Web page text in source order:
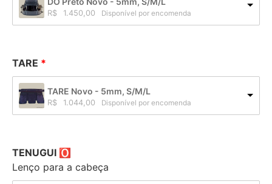
R$ 1.450,00 Disponível por encomenda
TARE
TARE Novo - 5mm, S/M/L
R$ 1.044,00 Disponível por encomenda
TENUGUI 🅾
Lenço para a cabeça